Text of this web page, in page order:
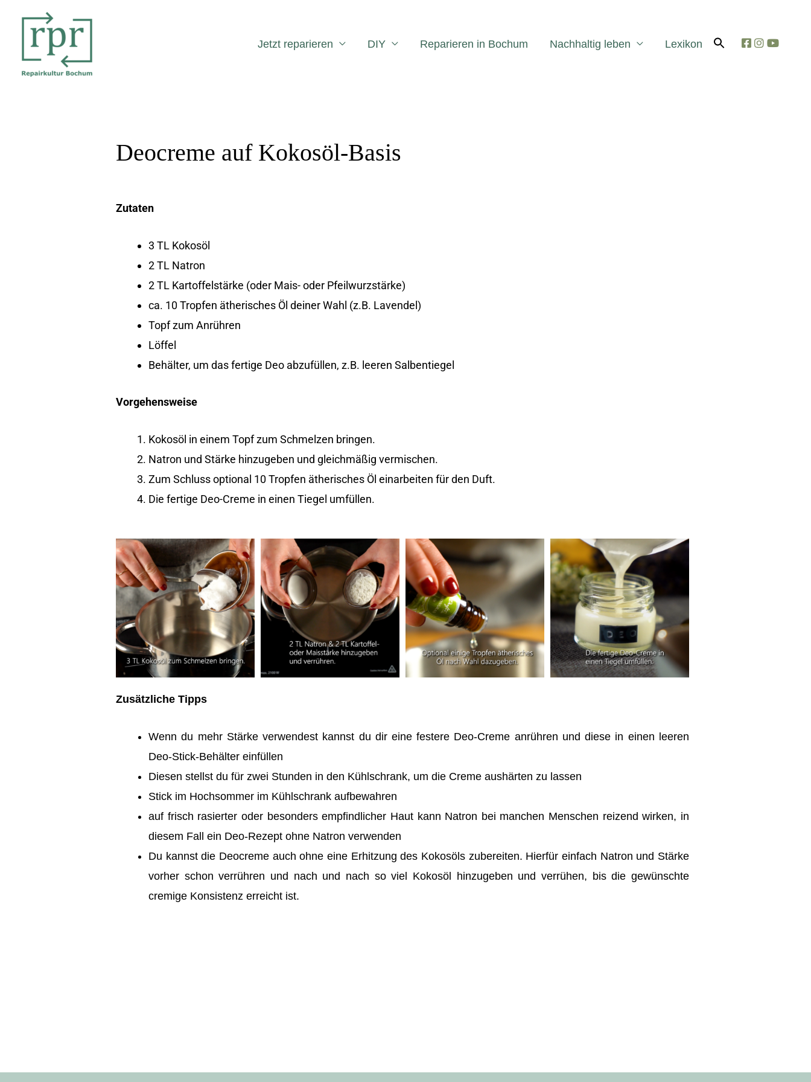
springen
Jetzt reparieren DIY Reparieren in Bochum Nachhaltig leben Lexikon Search Button
Deocreme auf Kokosöl-Basis
Zutaten
3 TL Kokosöl
2 TL Natron
2 TL Kartoffelstärke (oder Mais- oder Pfeilwurzstärke)
ca. 10 Tropfen ätherisches Öl deiner Wahl (z.B. Lavendel)
Topf zum Anrühren
Löffel
Behälter, um das fertige Deo abzufüllen, z.B. leeren Salbentiegel
Vorgehensweise
Kokosöl in einem Topf zum Schmelzen bringen.
Natron und Stärke hinzugeben und gleichmäßig vermischen.
Zum Schluss optional 10 Tropfen ätherisches Öl einarbeiten für den Duft.
Die fertige Deo-Creme in einen Tiegel umfüllen.
Zusätzliche Tipps
Wenn du mehr Stärke verwendest kannst du dir eine festere Deo-Creme anrühren und diese in einen leeren
Deo-Stick-Behälter einfüllen
Diesen stellst du für zwei Stunden in den Kühlschrank, um die Creme aushärten zu lassen
Stick im Hochsommer im Kühlschrank aufbewahren
auf frisch rasierter oder besonders empfindlicher Haut kann Natron bei manchen Menschen reizend wirken, in
diesem Fall ein Deo-Rezept ohne Natron verwenden
Du kannst die Deocreme auch ohne eine Erhitzung des Kokosöls zubereiten. Hierfür einfach Natron und Stärke
vorher schon verrühren und nach und nach so viel Kokosöl hinzugeben und verrühen, bis die gewünschte
cremige Konsistenz erreicht ist.